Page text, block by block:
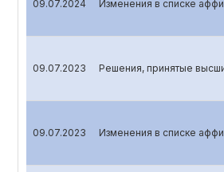
09.07.2024 Изменения в списке
09.07.2023 Решения, принятые
09.07.2023 Изменения в списке